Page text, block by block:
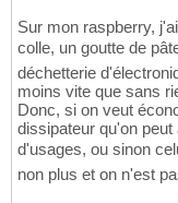
Sur mon raspberry,
colle, un goutte de
déchetterie
moins vite que sans
Donc, si on veut
dissipateur qu'on
d'usages, ou sinon
non plus et on n'est